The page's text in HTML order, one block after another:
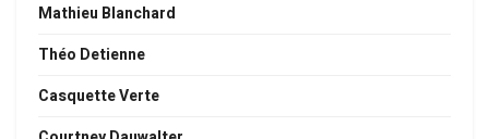
Mathieu Blanchard
Théo Detienne
Casquette Verte